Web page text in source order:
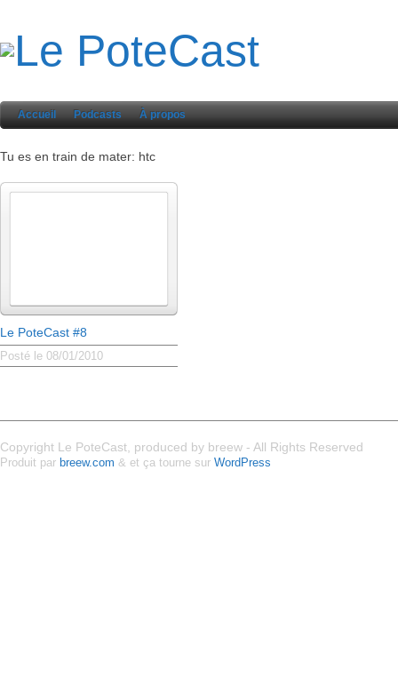
Accueil Podcasts À propos
Tu es en train de mater: htc
Le PoteCast #8
Posté le 08/01/2010
Copyright Le PoteCast, produced by breew - All Rights Reserved
Produit par breew.com & et ça tourne sur WordPress